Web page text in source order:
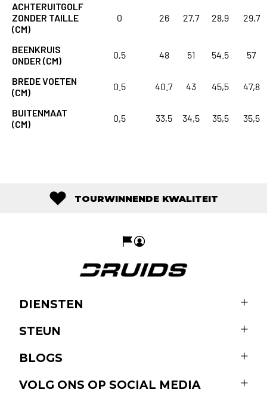
ACHTERUITGOLF
ZONDER TAILLE
(CM)
0 26 27,7 28,9 29,7
BEENKRUIS
ONDER (CM)
0,5 48 51 54.5 57
BREDE VOETEN
(CM)
0.5 40.7 43 45,5 47,8
BUITENMAAT
(CM)
0,5 33,5 34,5 35,5 35,5
TOURWINNENDE KWALITEIT
DIENSTEN
STEUN
BLOGS
VOLG ONS OP SOCIAL MEDIA